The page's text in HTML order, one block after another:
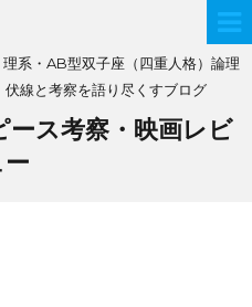
系・AB型双子座（四重人格）論理
線と考察を語り尽くすブログ
ス考察・映画レビ
ー